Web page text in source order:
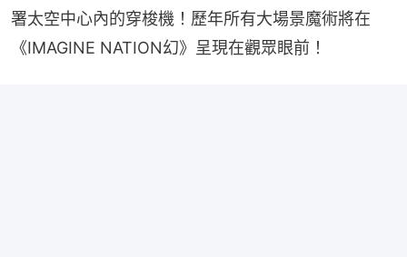
署太空中心內的穿梭機！歷年所有大場景魔術將在
《IMAGINE NATION幻》呈現在觀眾眼前！